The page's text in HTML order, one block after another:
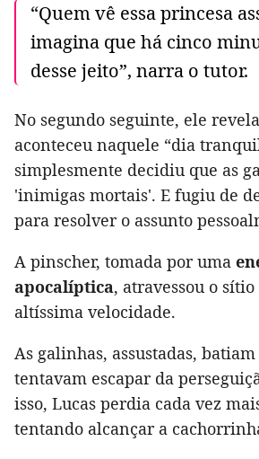
“Quem vê essa princesa
imagina que há cinco
desse jeito”, narra o tutor.
No segundo seguinte, ele
aconteceu naquele “dia
simplesmente decidiu que as
'inimigas mortais'. E fugiu de
para resolver o assunto
A pinscher, tomada por uma
apocalíptica, atravessou o
altíssima velocidade.
As galinhas, assustadas,
tentavam escapar da
isso, Lucas perdia cada vez
tentando alcançar a